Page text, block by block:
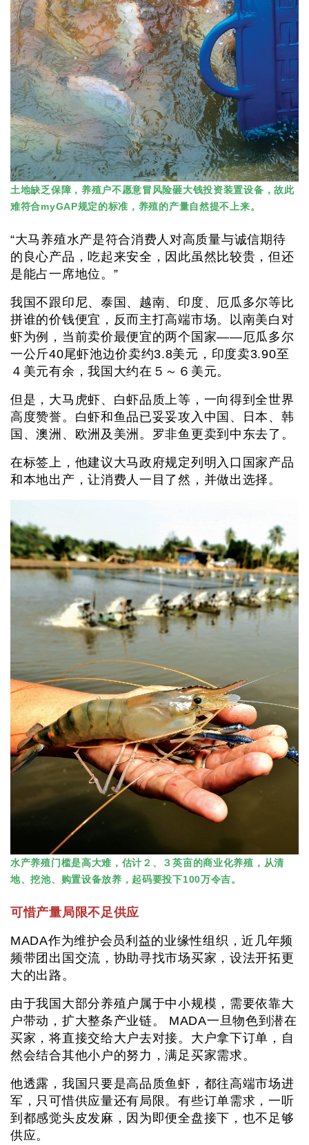
土地缺乏保障，养殖户不愿意冒风险砸大钱投资装置设备，故此
难符合myGAP规定的标准，养殖的产量自然提不上来。
“大马养殖水产是符合消费人对高质量与诚信期待
的良心产品，吃起来安全，因此虽然比较贵，但还
是能占一席地位。”
我国不跟印尼、泰国、越南、印度、厄瓜多尔等比
拼谁的价钱便宜，反而主打高端市场。以南美白对
虾为例，当前卖价最便宜的两个国家——厄瓜多尔
一公斤40尾虾池边价卖约3.8美元，印度卖3.90至
４美元有余，我国大约在５～６美元。
但是，大马虎虾、白虾品质上等，一向得到全世界
高度赞誉。白虾和鱼品已妥妥攻入中国、日本、韩
国、澳洲、欧洲及美洲。罗非鱼更卖到中东去了。
在标签上，他建议大马政府规定列明入口国家产品
和本地出产，让消费人一目了然，并做出选择。
水产养殖门槛是高大难，估计２、３英亩的商业化养殖，从清
地、挖池、购置设备放养，起码要投下100万令吉。
可惜产量局限不足供应
MADA作为维护会员利益的业缘性组织，近几年频
频带团出国交流，协助寻找市场买家，设法开拓更
大的出路。
由于我国大部分养殖户属于中小规模，需要依靠大
户带动，扩大整条产业链。 MADA一旦物色到潜在
买家，将直接交给大户去对接。大户拿下订单，自
然会结合其他小户的努力，满足买家需求。
他透露，我国只要是高品质鱼虾，都往高端市场进
军，只可惜供应量还有局限。有些订单需求，一听
到都感觉头皮发麻，因为即便全盘接下，也不足够
供应。